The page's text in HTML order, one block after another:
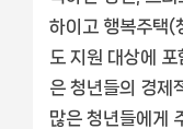
하이고 행복주택(
도 지원 대상에
은 청년들의 경제
많은 청년들에게